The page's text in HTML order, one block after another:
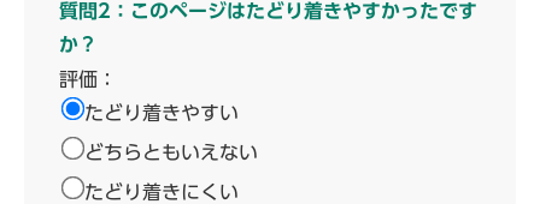
質問2：このページはたどり着きやすかったです
か？
評価：
たどり着きやすい
どちらともいえない
たどり着きにくい